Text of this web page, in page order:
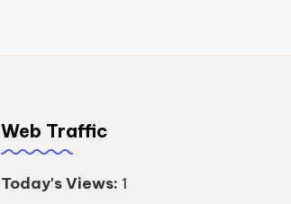
Web Traffic
Today's Views: 1